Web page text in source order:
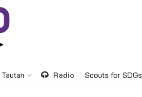
Tautan Radio Scouts for SDGs